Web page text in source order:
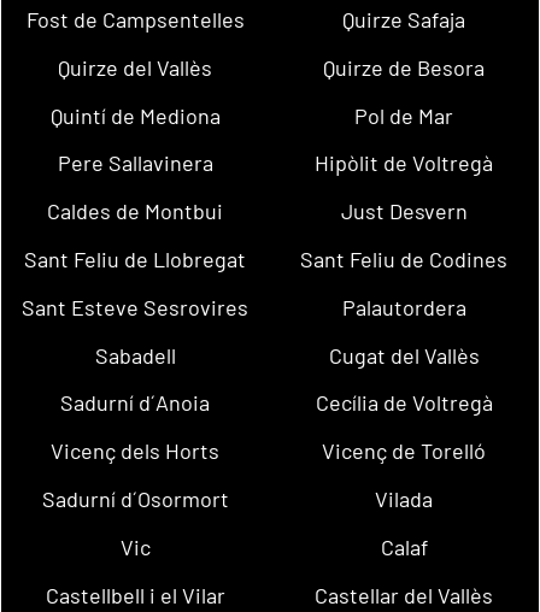
Fost de Campsentelles
Quirze Safaja
Quirze del Vallès
Quirze de Besora
Quintí de Mediona
Pol de Mar
Pere Sallavinera
Hipòlit de Voltregà
Caldes de Montbui
Just Desvern
Sant Feliu de Llobregat
Sant Feliu de Codines
Sant Esteve Sesrovires
Palautordera
Sabadell
Cugat del Vallès
Sadurní d´Anoia
Cecília de Voltregà
Vicenç dels Horts
Vicenç de Torelló
Sadurní d´Osormort
Vilada
Vic
Calaf
Castellbell i el Vilar
Castellar del Vallès